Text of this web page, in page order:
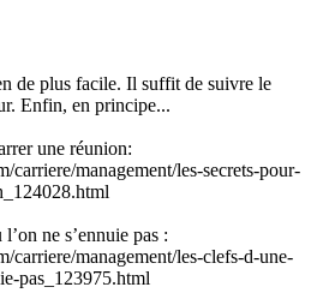
de plus facile. Il suffit de suivre le
Enfin, en principe...
une réunion:
management/les-secrets-pour-
ne s’ennuie pas :
carriere/management/les-clefs-d-une-
pas_123975.html